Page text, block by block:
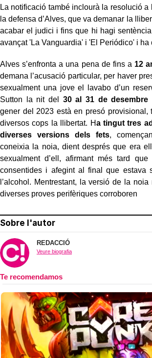
La notificació també inclourà la resolució a
la defensa d’Alves, que va demanar la
acabar el judici i fins que hi hagi
avançat 'La Vanguardia' i 'El Periódico' i ha
Alves s’enfronta a una pena de fins a 12
demana l’acusació particular, per haver
sexualment una jove el lavabo d’un
Sutton la nit del 30 al 31 de desembre
gener del 2023 està en presó provisional,
diversos cops la llibertat. Ha tingut tres
diverses versions dels fets,
coneixia la noia, dient després que era
sexualment d’ell, afirmant més tard
consentides i afegint al final que estava
l’alcohol. Mentrestant, la versió de la
diverses proves perifèriques corroboren
Sobre l'autor
REDACCIÓ
Veure biografia